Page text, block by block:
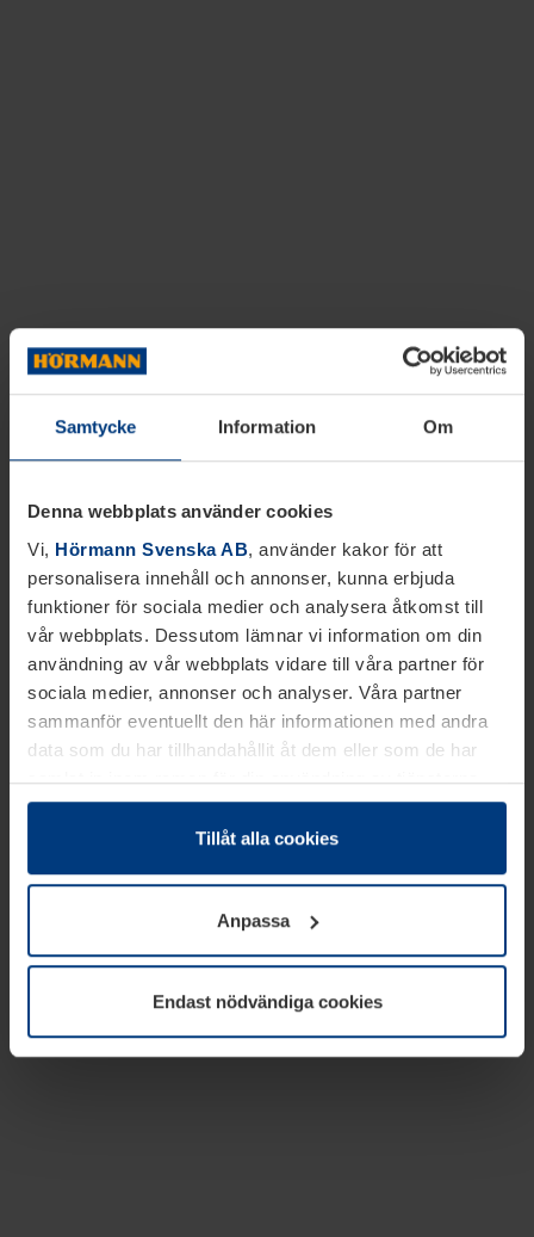
Samtycke Information Om
Denna webbplats använder cookies
Vi, Hörmann Svenska AB, använder kakor för att
personalisera innehåll och annonser, kunna erbjuda
funktioner för sociala medier och analysera åtkomst till
vår webbplats. Dessutom lämnar vi information om din
användning av vår webbplats vidare till våra partner för
sociala medier, annonser och analyser. Våra partner
sammanför eventuellt den här informationen med andra
data som du har tillhandahållit åt dem eller som de har
samlat in inom ramen för din användning av tjänsterna.
Juridiskt kan vi lagra kakor på din enhet, om de är
absolut nödvändiga för driften av den här webbplatsen.
godkännande kan du när som helst ändra eller återkalla i
informationen om kakor underDataskyddsförklaring
vår webbplats.
Tillåt alla cookies
Anpassa
Endast nödvändiga cookies